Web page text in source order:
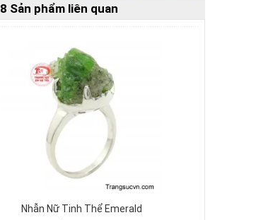
8 Sản phẩm liên quan
Nhẫn Nữ Tinh Thể Emerald